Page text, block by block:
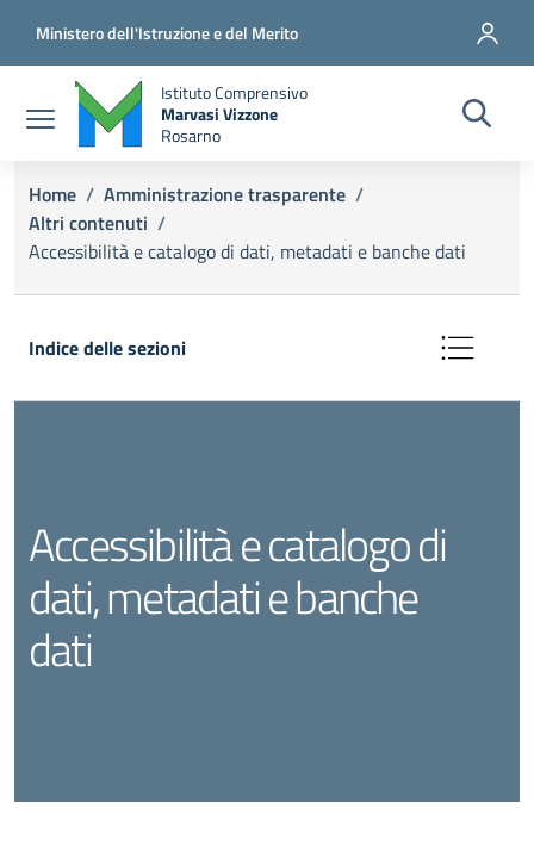
Ministero dell'Istruzione e del Merito
Istituto Comprensivo
Marvasi Vizzone
Rosarno
Briciole di pane
Home / Amministrazione trasparente /
Altri contenuti /
Accessibilità e catalogo di dati, metadati e banche dati
Indice delle sezioni
Accessibilità e catalogo di
dati, metadati e banche
dati